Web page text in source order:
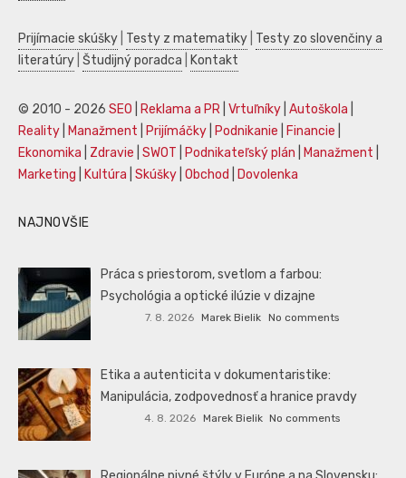
Prijímacie skúšky Testy z matematiky Testy zo slovenčiny a
literatúry Študijný poradca Kontakt
© 2010 - 2026 SEO Reklama a PR Vrtuľníky Autoškola
Reality
Manažment Prijímáčky Podnikanie Financie
Ekonomika
Zdravie SWOT Podnikateľský plán Manažment
Marketing
Kultúra Skúšky Obchod Dovolenka
NAJNOVŠIE
Práca s priestorom, svetlom a farbou:
Psychológia a optické ilúzie v dizajne
7. 8. 2026 Marek Bielik No comments
Etika a autenticita v dokumentaristike:
Manipulácia, zodpovednosť a hranice pravdy
4. 8. 2026 Marek Bielik No comments